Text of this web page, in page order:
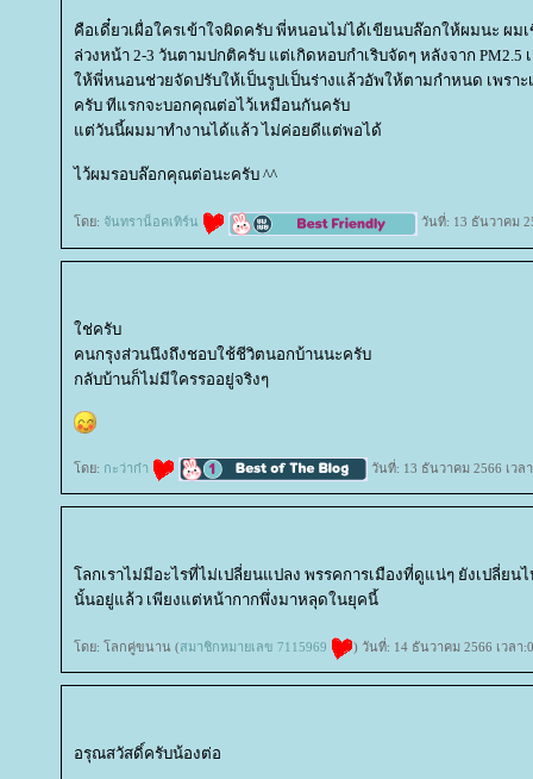
คือเดี๋ยวเผื่อใครเข้าใจผิดครับ พี่หนอนไม่ได้เขียนบล๊อกให้ผมนะ ผ
ล่วงหน้า 2-3 วันตามปกติครับ แต่เกิดหอบกำเริบจัดๆ หลังจาก PM2.5
ห้พี่หนอนช่วยจัดปรับให้เป็นรูปเป็นร่างแล้วอัพให้ตามกำหนด เพราะ
ครับ ทีแรกจะบอกคุณต่อไว้เหมือนกันครับ
ต่วันนี้ผมมาทำงานได้แล้ว ไม่ค่อยดีแต่พอได้
ไว้ผมรอบล๊อกคุณต่อนะครับ ^^
ดย: จันทราน็อคเทิร์น วันที่: 13 ธันวาคม
ช่ครับ
คนกรุงส่วนนึงถึงชอบใช้ชีวิตนอกบ้านนะครับ
กลับบ้านก็ไม่มีใครรออยู่จริงๆ
ดย: กะว่าก๋า วันที่: 13 ธันวาคม 2566 เวล
ลกเราไม่มีอะไรที่ไม่เปลี่ยนแปลง พรรคการเมืองที่ดูแน่ๆ ยังเปลี่ยนไ
นั้นอยู่แล้ว เพียงแต่หน้ากากพึ่งมาหลุดในยุคนี้
ดย: โลกคู่ขนาน (สมาชิกหมายเลข 7115969 ) วันที่: 14 ธันวาคม 2566 เวลา
อรุณสวัสดิ์ครับน้องต่อ